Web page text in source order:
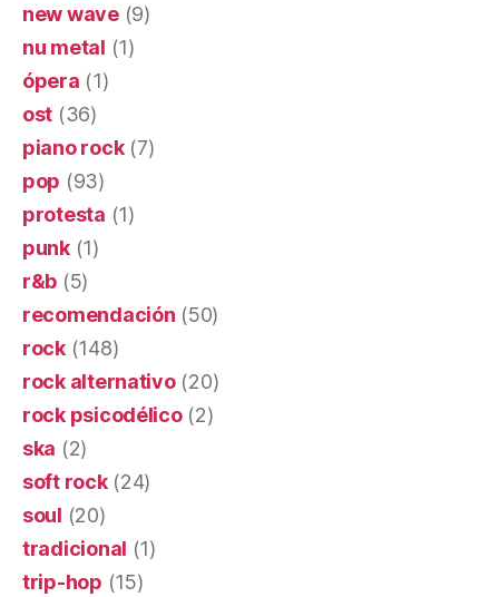
new wave(9)
nu metal (1)
ópera (1)
ost (36)
piano rock(7)
pop (93)
protesta (1)
punk(1)
r&b (5)
recomendación (50)
rock(148)
rock alternativo(20)
rock psicodélico(2)
ska (2)
soft rock(24)
soul (20)
tradicional (1)
trip-hop (15)